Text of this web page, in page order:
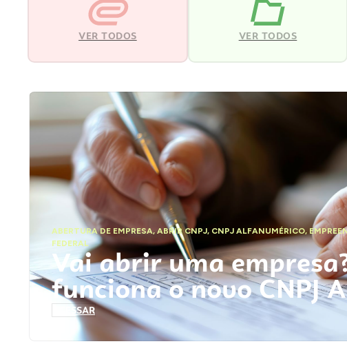
VER TODOS VER TODOS
ABERTURA DE EMPRESA,ABRIR CNPJ, CNPJ ALFANUMÉRICO,
FEDERAL
Vai abrir uma
funciona o novo CNPJ
ACESSAR